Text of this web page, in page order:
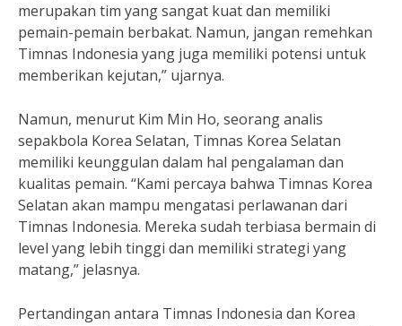
merupakan tim yang sangat kuat dan memiliki
pemain-pemain berbakat. Namun, jangan remehkan
Timnas Indonesia yang juga memiliki potensi untuk
memberikan kejutan,” ujarnya.
Namun, menurut Kim Min Ho, seorang analis
sepakbola Korea Selatan, Timnas Korea Selatan
memiliki keunggulan dalam hal pengalaman dan
kualitas pemain. “Kami percaya bahwa Timnas Korea
Selatan akan mampu mengatasi perlawanan dari
Timnas Indonesia. Mereka sudah terbiasa bermain di
level yang lebih tinggi dan memiliki strategi yang
matang,” jelasnya.
Pertandingan antara Timnas Indonesia dan Korea